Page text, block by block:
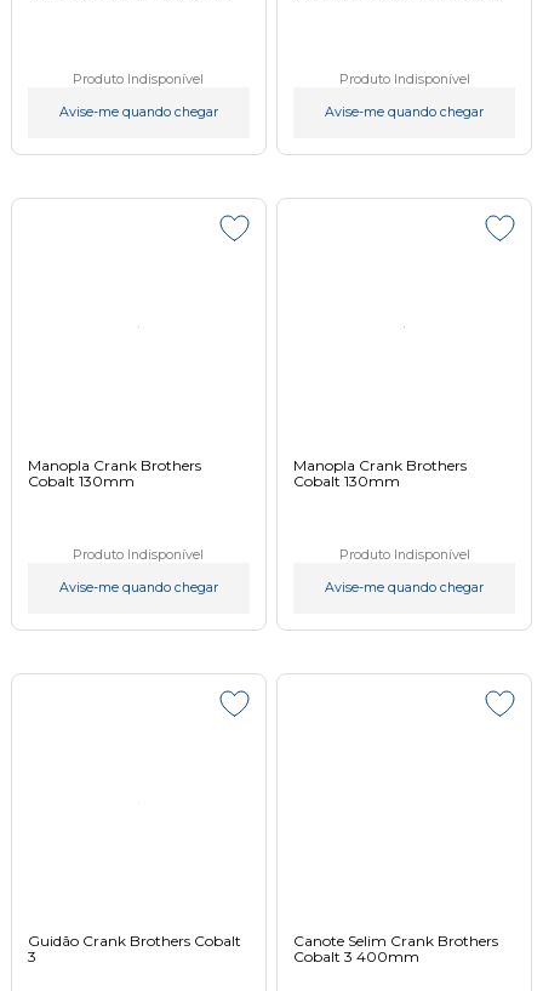
Produto Indisponível
Avise-me quando chegar
Produto Indisponível
Avise-me quando chegar
Manopla Crank Brothers
Cobalt 130mm
Produto Indisponível
Avise-me quando chegar
Manopla Crank Brothers
Cobalt 130mm
Produto Indisponível
Avise-me quando chegar
Guidão Crank Brothers Cobalt
3
Canote Selim Crank Brothers
Cobalt 3 400mm